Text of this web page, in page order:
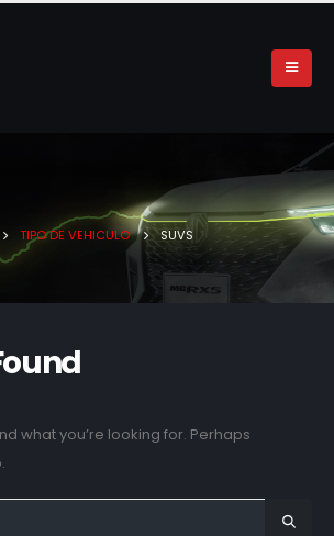
TIPO DE VEHICULO SUVS
what you’re looking for. Perhaps